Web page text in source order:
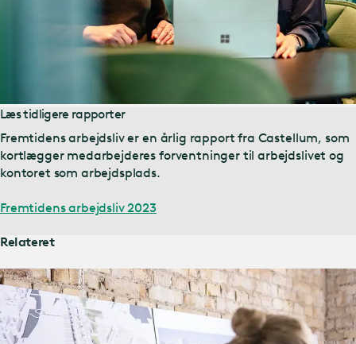
Læs tidligere rapporter
Fremtidens arbejdsliv er en årlig rapport fra Castellum, som
kortlægger medarbejderes forventninger til arbejdslivet og
kontoret som arbejdsplads.
Fremtidens arbejdsliv 2023
Relateret